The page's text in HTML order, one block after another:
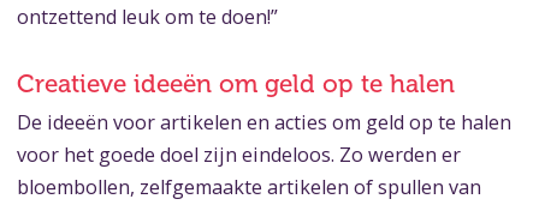
ontzettend leuk om te doen!”
Creatieve ideeën om geld op te halen
De ideeën voor artikelen en acties om geld op te halen
voor het goede doel zijn eindeloos. Zo werden er
bloembollen, zelfgemaakte artikelen of spullen van